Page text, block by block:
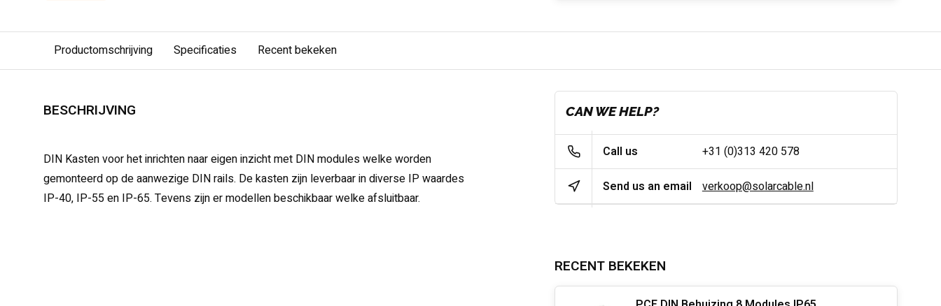
Productomschrijving Specificaties Recent bekeken
BESCHRIJVING
DIN Kasten voor het inrichten naar eigen inzicht met DIN modules welke worden
gemonteerd op de aanwezige DIN rails. De kasten zijn leverbaar in diverse IP waardes
IP-40, IP-55 en IP-65. Tevens zijn er modellen beschikbaar welke afsluitbaar.
CAN WE HELP?
Call us +31 (0)313 420 578
Send us an email verkoop@solarcable.nl
RECENT BEKEKEN